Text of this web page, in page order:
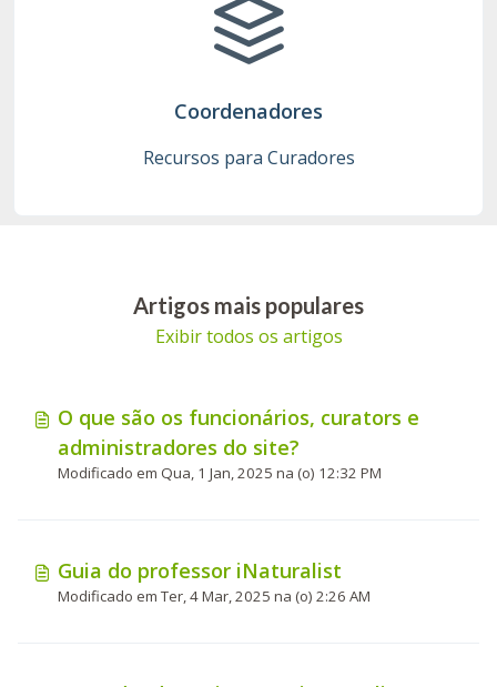
Coordenadores
Recursos para Curadores
Artigos mais populares
Exibir todos os artigos
O que são os funcionários, curators e
administradores do site?
Modificado em Qua, 1 Jan, 2025 na (o) 12:32 PM
Guia do professor iNaturalist
Modificado em Ter, 4 Mar, 2025 na (o) 2:26 AM